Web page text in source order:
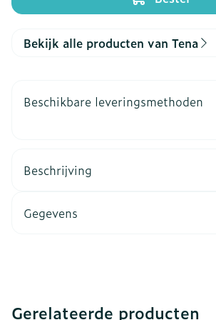
Bekijk alle producten van Tena
Beschikbare leveringsmethoden
Beschrijving
Gegevens
Gerelateerde producten